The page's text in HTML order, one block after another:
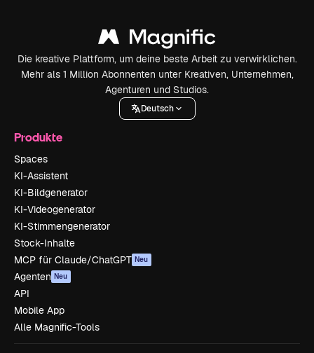
Die kreative Plattform, um deine beste Arbeit zu verwirklichen.
Mehr als 1 Million Abonnenten unter Kreativen, Unternehmen,
Agenturen und Studios.
Deutsch
Produkte
Spaces
KI-Assistent
KI-Bildgenerator
KI-Videogenerator
KI-Stimmengenerator
Stock-Inhalte
MCP für Claude/ChatGPT Neu
Agenten Neu
API
Mobile App
Alle Magnific-Tools